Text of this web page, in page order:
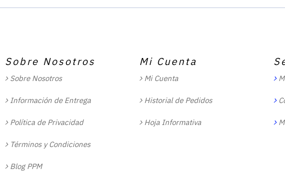
Sobre Nosotros
Sobre Nosotros
Información de Entrega
Política de Privacidad
Términos y Condiciones
Blog PPM
Mi Cuenta
Mi Cuenta
Historial de Pedidos
Hoja Informativa